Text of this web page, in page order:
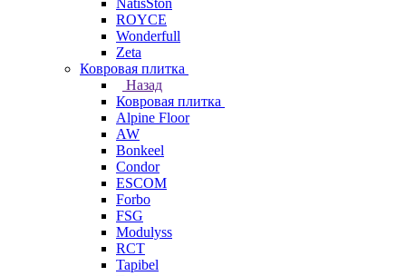
NatisSton
ROYCE
Wonderfull
Zeta
Ковровая плитка
Назад
Ковровая плитка
Alpine Floor
AW
Bonkeel
Condor
ESCOM
Forbo
FSG
Modulyss
RCT
Tapibel